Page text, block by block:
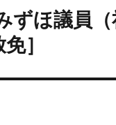
ずほ議員
］